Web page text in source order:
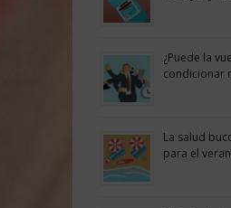
¿Puede la
condicionar
La salud
para el